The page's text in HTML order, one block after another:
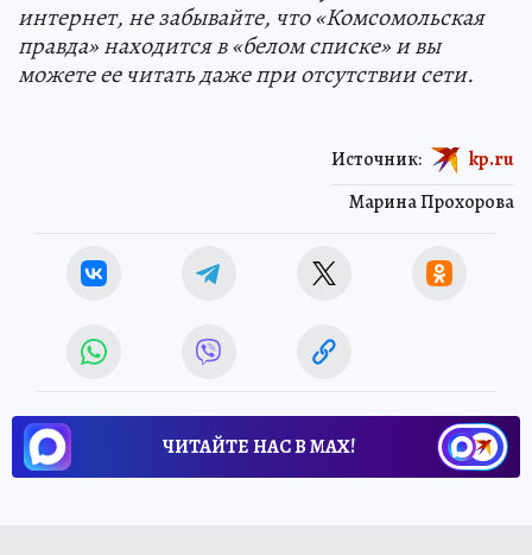
интернет, не забывайте, что «Комсомольская
правда» находится в «белом списке» и вы
можете ее читать даже при отсутствии сети.
Марина Прохорова
Источник: kp.ru
ЧИТАЙТЕ НАС В МАХ!